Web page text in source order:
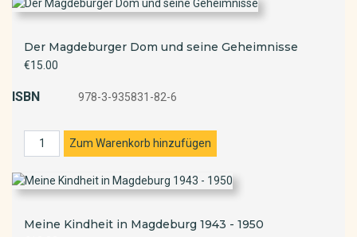
Der Magdeburger Dom und seine Geheimnisse
€15.00
ISBN 978-3-935831-82-6
Meine Kindheit in Magdeburg 1943 - 1950